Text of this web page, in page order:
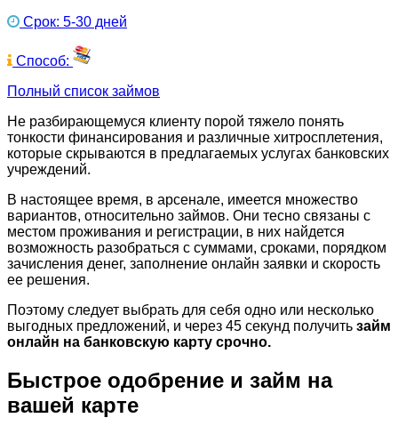
Срок: 5-30 дней
Способ:
Полный список займов
Не разбирающемуся клиенту порой тяжело понять
тонкости финансирования и различные хитросплетения,
которые скрываются в предлагаемых услугах банковских
учреждений.
В настоящее время, в арсенале, имеется множество
вариантов, относительно займов. Они тесно связаны с
местом проживания и регистрации, в них найдется
возможность разобраться с суммами, сроками, порядком
зачисления денег, заполнение онлайн заявки и скорость
ее решения.
Поэтому следует выбрать для себя одно или несколько
выгодных предложений, и через 45 секунд получить займ
онлайн на банковскую карту срочно.
Быстрое одобрение и займ на
вашей карте